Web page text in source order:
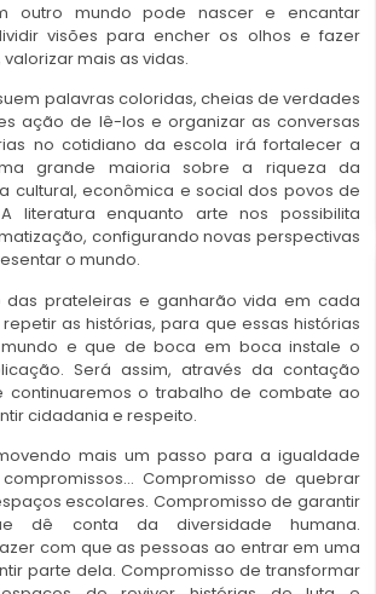
outro mundo pode nascer e encantar
visões para encher os olhos e fazer
mais as vidas.
palavras coloridas, cheias de verdades
ação de lê-los e organizar as conversas
no cotidiano da escola irá fortalecer a
grande maioria sobre a riqueza da
cultural, econômica e social dos povos de
literatura enquanto arte nos possibilita
configurando novas perspectivas
o mundo.
das prateleiras e ganharão vida em cada
as histórias, para que essas histórias
e que de boca em boca instale o
Será assim, através da contação
continuaremos o trabalho de combate ao
cidadania e respeito.
mais um passo para a igualdade
Compromisso de quebrar
escolares. Compromisso de garantir
dê conta da diversidade humana.
com que as pessoas ao entrar em uma
parte dela. Compromisso de transformar